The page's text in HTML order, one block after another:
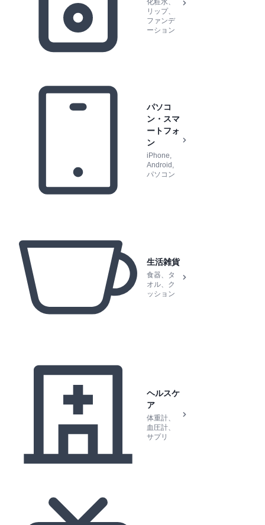
化粧水、
リップ、
ファンデ
ーション
パソコ
ン・スマ
ートフォ
ン
iPhone,
Android,
パソコン
生活雑貨
食器、タ
オル、ク
ッション
ヘルスケ
ア
体重計、
血圧計、
サプリ